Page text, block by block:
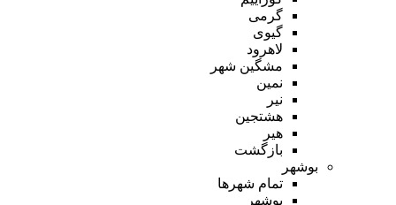
گرمی
گیوی
لاهرود
مشگین شهر
نمین
نیر
هشتجین
هیر
بازگشت
بوشهر
تمام شهر‌ها
بوشهر